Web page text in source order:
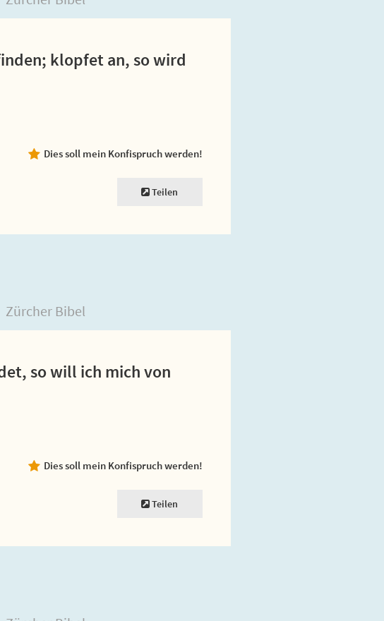
klopfet an, so wird
Dies soll mein Konfispruch werden!
Teilen
Zürcher Bibel
so will ich mich von
Dies soll mein Konfispruch werden!
Teilen